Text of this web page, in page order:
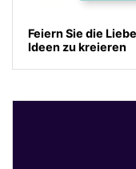
Feiern Sie die
Ideen zu kreieren